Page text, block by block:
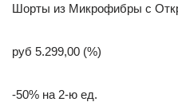
Шорты из Микрофибры с
руб 5.299,00 (%)
-50% на 2-ю ед.